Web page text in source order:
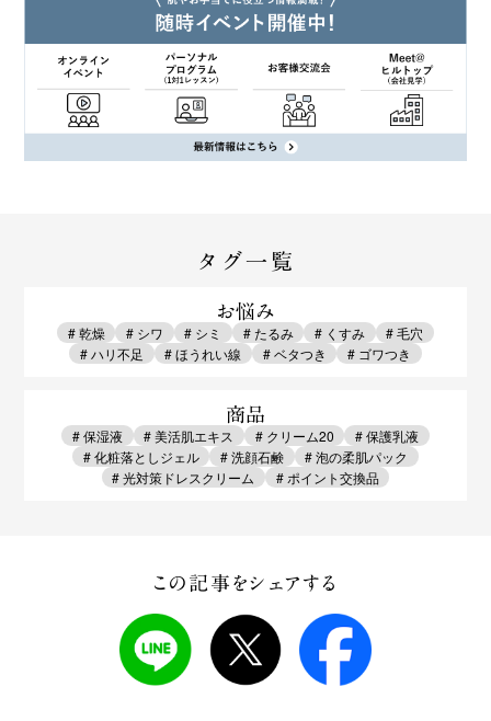
タグ一覧
お悩み
# 乾燥 # シワ # シミ # たるみ # くすみ
# 毛穴
# ハリ不足
# ほうれい線 # ベタつき # ゴワつき
商品
# 保湿液 # 美活肌エキス # クリーム20
# 保護乳液
# 化粧落としジェル
# 洗顔石鹸
# 泡の柔肌パック
# 光対策ドレスクリーム
# ポイント交換品
この記事をシェアする